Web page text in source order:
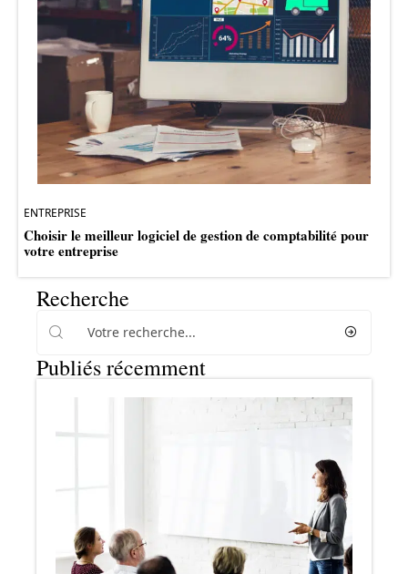
ENTREPRISE
Choisir le meilleur logiciel de gestion de comptabilité pour
votre entreprise
Recherche
Publiés récemment